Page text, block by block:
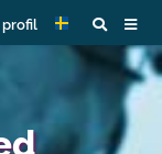
profil